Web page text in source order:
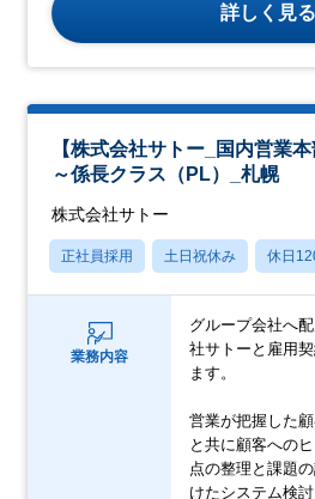
詳しく見る
【株式会社サトー_国内営業
～係長クラス（PL）_札幌
株式会社サトー
正社員採用 土日祝休み 休日
業務内容
グループ会社へ
社サトーと雇用
ます。
営業が把握した
と共に顧客への
点の整理と課題
けたシステム検